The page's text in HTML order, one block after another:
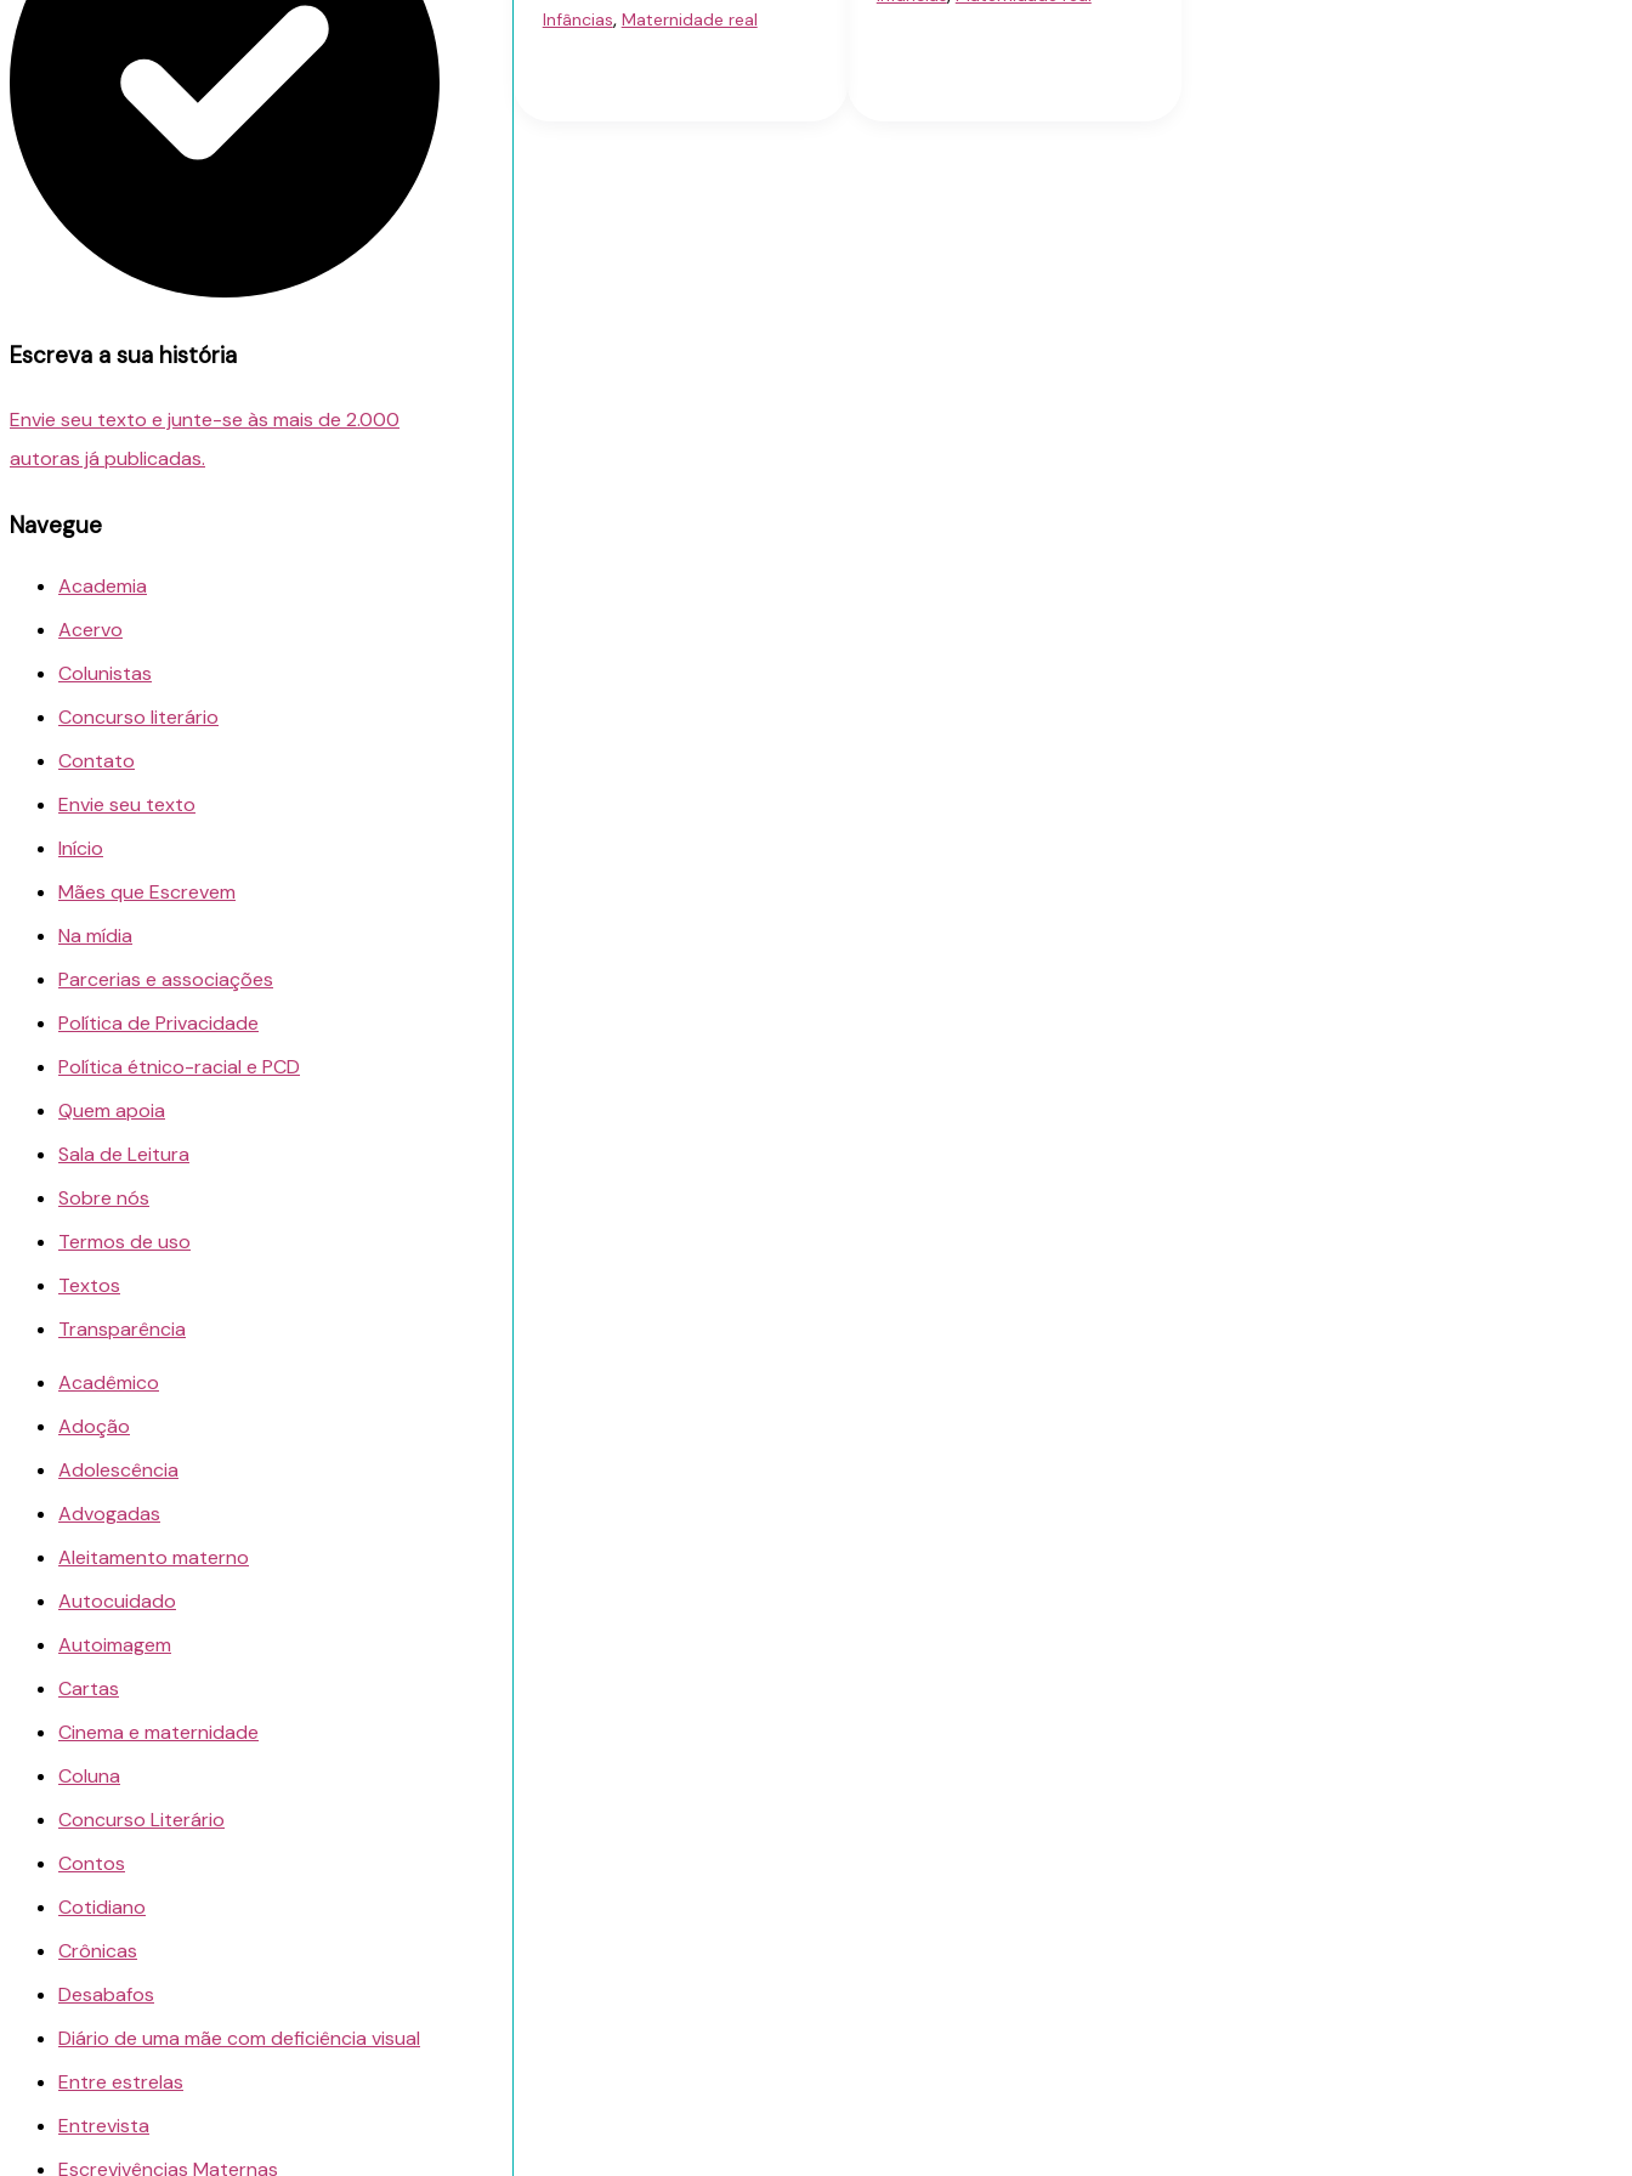
Escreva a sua história
Envie seu texto e junte-se às mais de 2.000
autoras já publicadas.
Navegue
Academia
Acervo
Colunistas
Concurso literário
Contato
Envie seu texto
Início
Mães que Escrevem
Na mídia
Parcerias e associações
Política de Privacidade
Política étnico-racial e PCD
Quem apoia
Sala de Leitura
Sobre nós
Termos de uso
Textos
Transparência
Acadêmico
Adoção
Adolescência
Advogadas
Aleitamento materno
Autocuidado
Autoimagem
Cartas
Cinema e maternidade
Coluna
Concurso Literário
Contos
Cotidiano
Crônicas
Desabafos
Diário de uma mãe com deficiência visual
Entre estrelas
Entrevista
Escrevivências Maternas
Infâncias, Maternidade real